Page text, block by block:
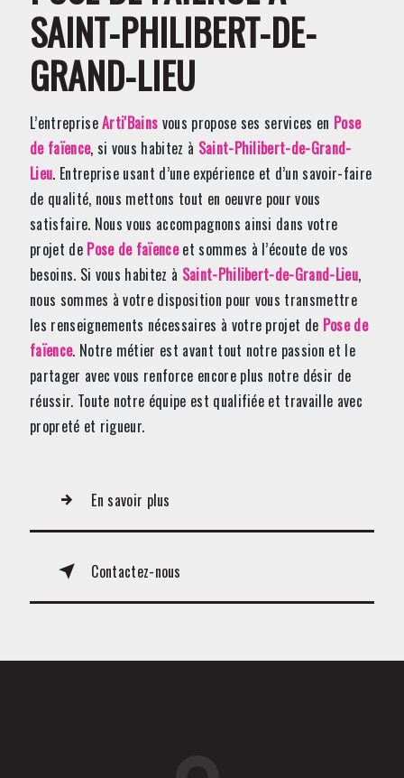
SAINT-PHILIBERT-DE-
GRAND-LIEU
L’entrepriseArti'Bains vous propose ses services en Pose
de faïence, si vous habitez à Saint-Philibert-de-Grand-
Lieu. Entreprise usant d’une expérience et d’un savoir-faire
de qualité, nous mettons tout en oeuvre pour vous
satisfaire. Nous vous accompagnons ainsi dans votre
projet de Pose de faïenceet sommes à l’écoute de vos
besoins. Si vous habitez à Saint-Philibert-de-Grand-Lieu,
nous sommes à votre disposition pour vous transmettre
les renseignements nécessaires à votre projet de Pose de
faïence. Notre métier est avant tout notre passion et le
partager avec vous renforce encore plus notre désir de
réussir. Toute notre équipe est qualifiée et travaille avec
propreté et rigueur.
En savoir plus
Contactez-nous